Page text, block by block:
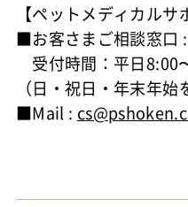
【ペットメディカルサ
■お客さまご相談窓口
受付時間：平日8:00
（日・祝日・年末年始
■Mail :